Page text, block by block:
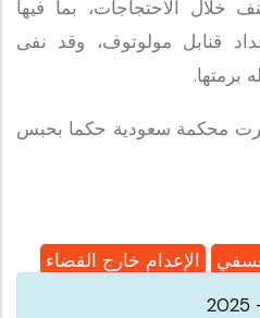
خلال الاحتجاجات، بما فيها
قنابل مولوتوف، وقد نفى
برمتها.
العام 2020 أصدرت محكمة سعودية حكما بحبس
الإعدام خارج القضاء